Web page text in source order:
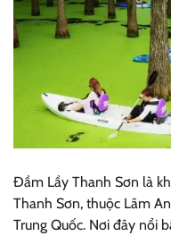
Đầm Lầy Thanh Sơn là
Thanh Sơn, thuộc Lâm
Trung Quốc. Nơi đây nổi